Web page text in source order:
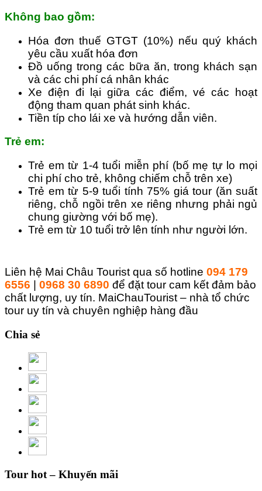
Không bao gồm:
Hóa đơn thuế GTGT (10%) nếu quý khách
yêu cầu xuất hóa đơn
Đồ uống trong các bữa ăn, trong khách sạn
và các chi phí cá nhân khác
Xe điện đi lại giữa các điểm, vé các hoạt
động tham quan phát sinh khác.
Tiền típ cho lái xe và hướng dẫn viên.
Trẻ em:
Trẻ em từ 1-4 tuổi miễn phí (bố mẹ tự lo mọi
chi phí cho trẻ, không chiếm chỗ trên xe)
Trẻ em từ 5-9 tuổi tính 75% giá tour (ăn suất
riêng, chỗ ngồi trên xe riêng nhưng phải ngủ
chung giường với bố mẹ).
Trẻ em từ 10 tuổi trở lên tính như người lớn.
Liên hệ Mai Châu Tourist qua số hotline 094 179
6556
0968 30 6890 để đặt tour cam kết đảm bảo
chất lượng, uy tín. MaiChauTourist – nhà tổ chức
tour uy tín và chuyên nghiệp hàng đầu
Chia sẻ
Tour hot – Khuyến mãi